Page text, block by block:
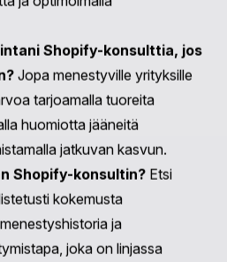
valikoimaan resursseja
että
ei ole vain menestyvä, vaan
aloittamassa tai etsimässä
ohjaus voi tehdä kaiken
Shopify-konsultti tarjoaa?
laajan valikoiman palveluja,
ja optimointi,